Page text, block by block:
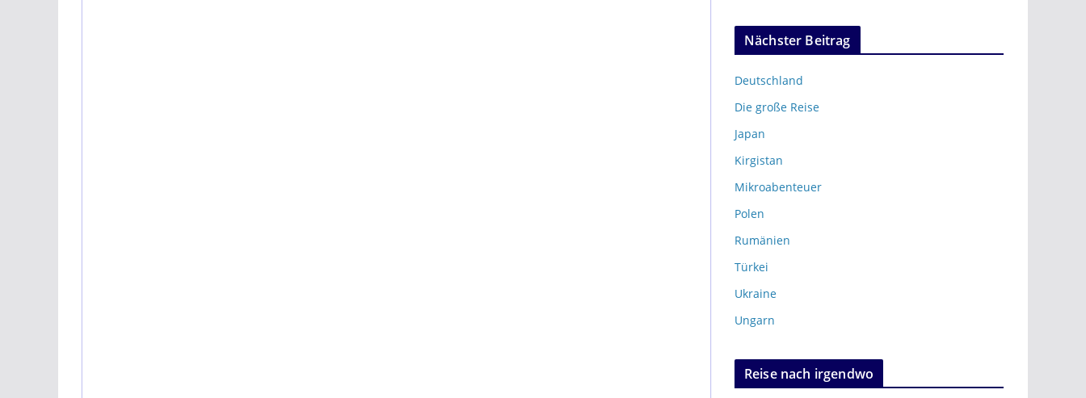
Nächster Beitrag
Deutschland
Die große Reise
Japan
Kirgistan
Mikroabenteuer
Polen
Rumänien
Türkei
Ukraine
Ungarn
Reise nach irgendwo